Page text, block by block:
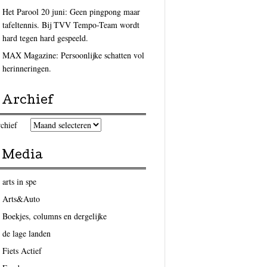
Het Parool 20 juni: Geen pingpong maar
tafeltennis. Bij TVV Tempo-Team wordt
hard tegen hard gespeeld.
MAX Magazine: Persoonlijke schatten vol
herinneringen.
Archief
Media
arts in spe
Arts&Auto
Boekjes, columns en dergelijke
de lage landen
Fiets Actief